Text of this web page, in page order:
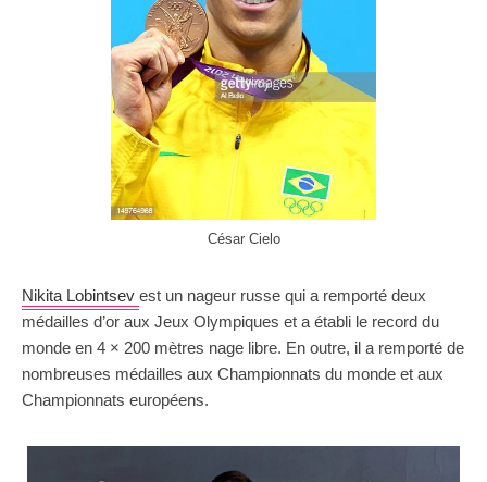
César Cielo
Nikita Lobintsev est un nageur russe qui a remporté deux
médailles d’or aux Jeux Olympiques et a établi le record du
monde en 4 × 200 mètres nage libre. En outre, il a remporté de
nombreuses médailles aux Championnats du monde et aux
Championnats européens.